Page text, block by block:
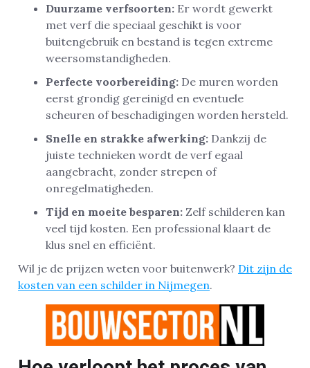
Duurzame verfsoorten: Er wordt gewerkt
met verf die speciaal geschikt is voor
buitengebruik en bestand is tegen extreme
weersomstandigheden.
Perfecte voorbereiding: De muren worden
eerst grondig gereinigd en eventuele
scheuren of beschadigingen worden hersteld.
Snelle en strakke afwerking: Dankzij de
juiste technieken wordt de verf egaal
aangebracht, zonder strepen of
onregelmatigheden.
Tijd en moeite besparen: Zelf schilderen kan
veel tijd kosten. Een professional klaart de
klus snel en efficiënt.
Wil je de prijzen weten voor buitenwerk? Dit zijn de
kosten van een schilder in Nijmegen.